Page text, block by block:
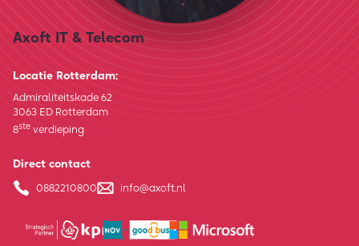
Axoft IT & Telecom
Locatie Rotterdam:
Admiraliteitskade 62
3063 ED Rotterdam
8ste verdieping
Direct contact
0882210800 info@axoft.nl